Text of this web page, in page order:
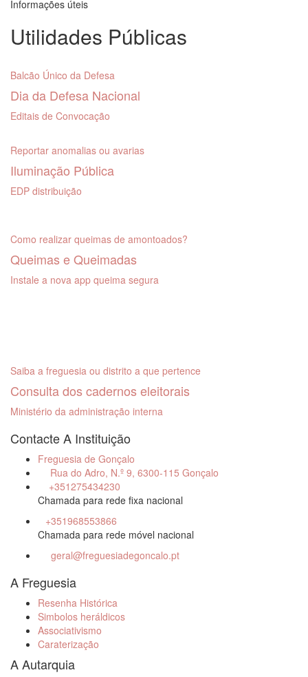
Informações úteis
Utilidades Públicas
Balcão Único da Defesa
Dia da Defesa Nacional
Editais de Convocação
Reportar anomalias ou avarias
Iluminação Pública
EDP distribuição
Como realizar queimas de amontoados?
Queimas e Queimadas
Instale a nova app queima segura
Saiba a freguesia ou distrito a que pertence
Consulta dos cadernos eleitorais
Ministério da administração interna
Contacte A Instituição
Freguesia de Gonçalo
Rua do Adro, N.º 9, 6300-115 Gonçalo
+351275434230
Chamada para rede fixa nacional
+351968553866
Chamada para rede móvel nacional
geral@freguesiadegoncalo.pt
A Freguesia
Resenha Histórica
Simbolos heráldicos
Associativismo
Caraterização
A Autarquia